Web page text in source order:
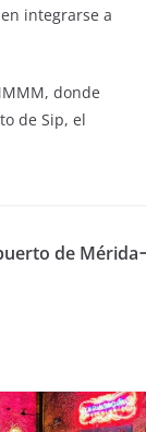
integrarse a
donde
de Sip, el
de Mérida